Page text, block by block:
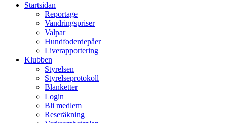
Startsidan
Reportage
Vandringspriser
Valpar
Hundfoderdepåer
Liverapportering
Klubben
Styrelsen
Styrelseprotokoll
Blanketter
Login
Bli medlem
Reseräkning